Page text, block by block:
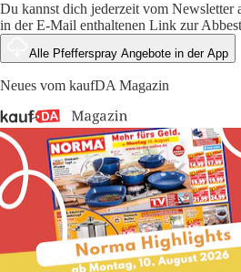
Du kannst dich jederzeit vom Newsletter
in der E-Mail enthaltenen Link zur
Alle Pfefferspray Angebote in der App
Neues vom kaufDA Magazin